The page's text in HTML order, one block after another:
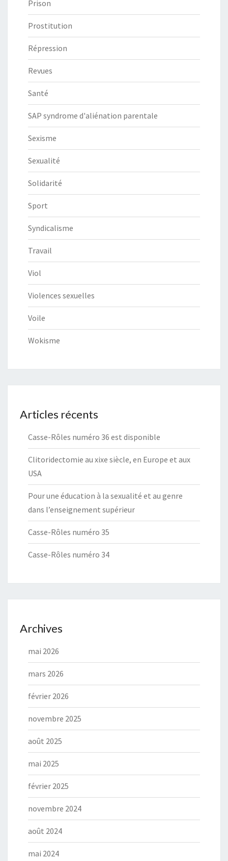
Prison
Prostitution
Répression
Revues
Santé
SAP syndrome d'aliénation parentale
Sexisme
Sexualité
Solidarité
Sport
Syndicalisme
Travail
Viol
Violences sexuelles
Voile
Wokisme
Articles récents
Casse-Rôles numéro 36 est disponible
Clitoridectomie au xixe siècle, en Europe et aux
USA
Pour une éducation à la sexualité et au genre
dans l’enseignement supérieur
Casse-Rôles numéro 35
Casse-Rôles numéro 34
Archives
mai 2026
mars 2026
février 2026
novembre 2025
août 2025
mai 2025
février 2025
novembre 2024
août 2024
mai 2024